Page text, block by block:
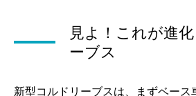
見よ！これが進
ーブス
新型コルドリーブスは、まずベース